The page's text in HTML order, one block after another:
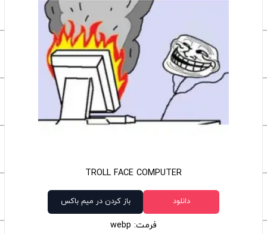
TROLL FACE COMPUTER
دانلود باز کردن در میم باکس
فرمت: webp